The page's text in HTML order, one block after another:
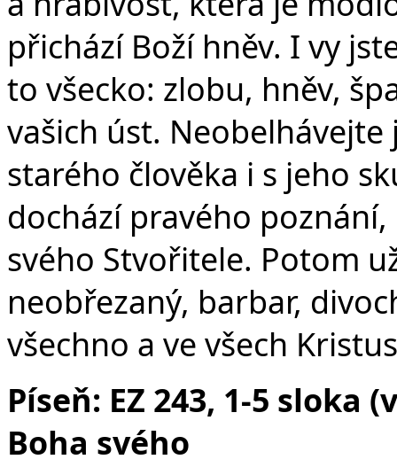
přichází Boží hněv. I vy
to všecko: zlobu, hněv,
vašich úst.
starého člověka i s jeho
dochází pravého
svého Stvořitele. Potom
neobřezaný, barbar,
všechno a ve všech
Píseň: EZ 243, 1-5 sloka
Boha svého